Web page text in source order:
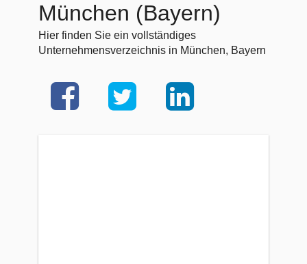
München (Bayern)
Hier finden Sie ein vollständiges
Unternehmensverzeichnis in München, Bayern